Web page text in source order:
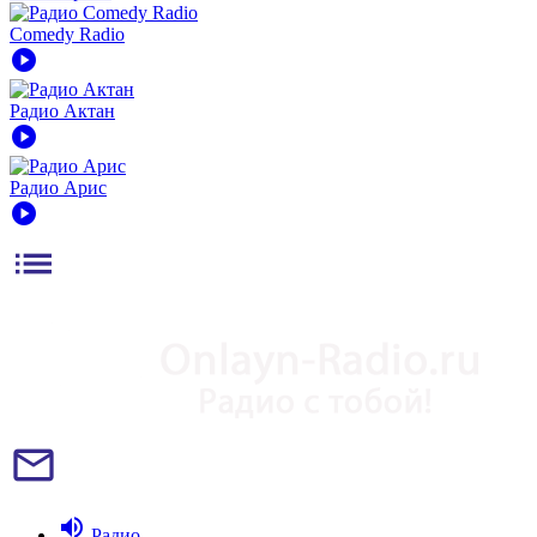
Comedy Radio
play_circle
Радио Актан
play_circle
Радио Арис
play_circle
list
mail_outline
volume_up